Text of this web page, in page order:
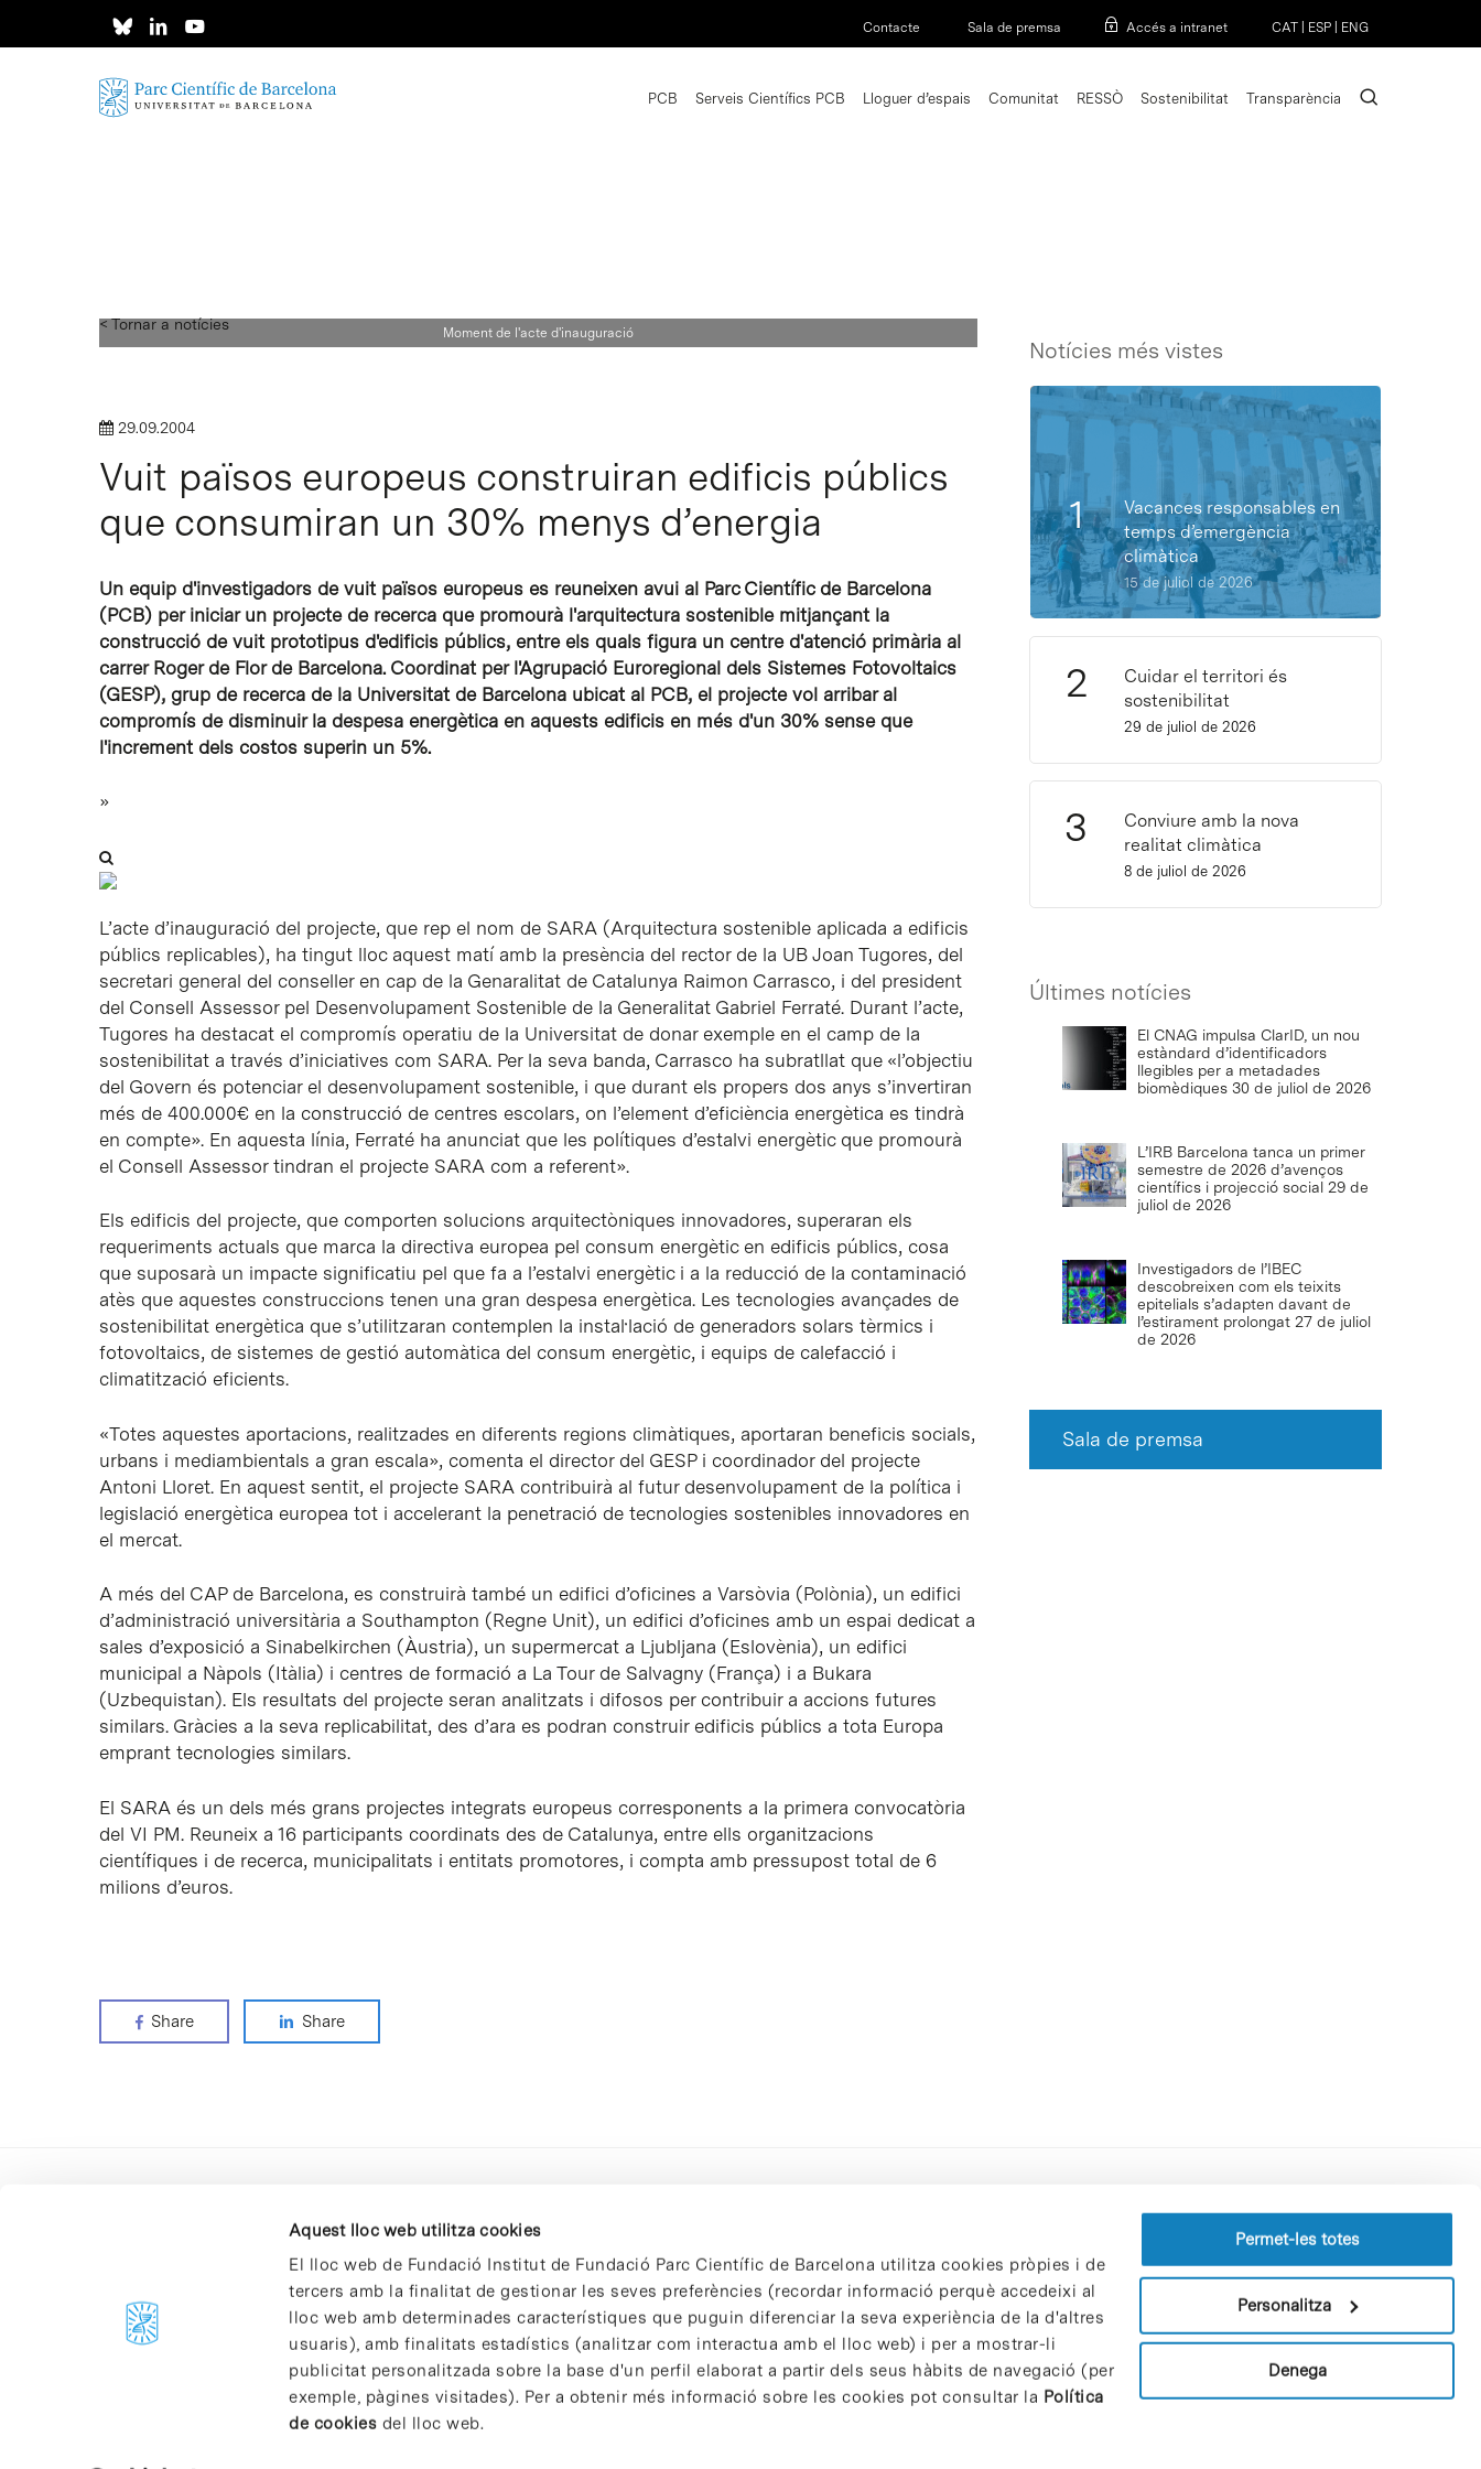
Aquest lloc web utilitza cookies
El lloc web de Fundació Institut de Fundació Parc Científic de Barcelona utilitza cookies pròpies i de
tercers amb la finalitat de gestionar les seves preferències (recordar informació perquè accedeixi al
lloc web amb determinades característiques que puguin diferenciar la seva experiència de la d'altres
usuaris), amb finalitats estadístics (analitzar com interactua amb el lloc web) i per a mostrar-li
publicitat personalitzada sobre la base d'un perfil elaborat a partir dels seus hàbits de navegació (per
exemple, pàgines visitades). Per a obtenir més informació sobre les cookies pot consultar la Política
de cookies del lloc web.
Permet-les totes
Personalitza
Denega
Contacte Sala de premsa Accés a intranet CAT ESP ENG
PCB Serveis Científics PCB Lloguer d’espais Comunitat RESSÒ Sostenibilitat Transparència search
< Tornar a notícies Moment de l'acte d'inauguració
29.09.2004
Vuit països europeus construiran edificis públics
que consumiran un 30% menys d’energia
Un equip d'investigadors de vuit països europeus es reuneixen avui al Parc Científic de Barcelona
(PCB) per iniciar un projecte de recerca que promourà l'arquitectura sostenible mitjançant la
construcció de vuit prototipus d'edificis públics, entre els quals figura un centre d'atenció primària al
carrer Roger de Flor de Barcelona. Coordinat per l'Agrupació Euroregional dels Sistemes Fotovoltaics
(GESP), grup de recerca de la Universitat de Barcelona ubicat al PCB, el projecte vol arribar al
compromís de disminuir la despesa energètica en aquests edificis en més d'un 30% sense que
l'increment dels costos superin un 5%.
»
L’acte d’inauguració del projecte, que rep el nom de SARA (Arquitectura sostenible aplicada a edificis
públics replicables), ha tingut lloc aquest matí amb la presència del rector de la UB Joan Tugores, del
secretari general del conseller en cap de la Genaralitat de Catalunya Raimon Carrasco, i del president
del Consell Assessor pel Desenvolupament Sostenible de la Generalitat Gabriel Ferraté. Durant l’acte,
Tugores ha destacat el compromís operatiu de la Universitat de donar exemple en el camp de la
sostenibilitat a través d’iniciatives com SARA. Per la seva banda, Carrasco ha subratllat que «l’objectiu
del Govern és potenciar el desenvolupament sostenible, i que durant els propers dos anys s’invertiran
més de 400.000€ en la construcció de centres escolars, on l’element d’eficiència energètica es tindrà
en compte». En aquesta línia, Ferraté ha anunciat que les polítiques d’estalvi energètic que promourà
el Consell Assessor tindran el projecte SARA com a referent».
Els edificis del projecte, que comporten solucions arquitectòniques innovadores, superaran els
requeriments actuals que marca la directiva europea pel consum energètic en edificis públics, cosa
que suposarà un impacte significatiu pel que fa a l’estalvi energètic i a la reducció de la contaminació
atès que aquestes construccions tenen una gran despesa energètica. Les tecnologies avançades de
sostenibilitat energètica que s’utilitzaran contemplen la instal·lació de generadors solars tèrmics i
fotovoltaics, de sistemes de gestió automàtica del consum energètic, i equips de calefacció i
climatització eficients.
«Totes aquestes aportacions, realitzades en diferents regions climàtiques, aportaran beneficis socials,
urbans i mediambientals a gran escala», comenta el director del GESP i coordinador del projecte
Antoni Lloret. En aquest sentit, el projecte SARA contribuirà al futur desenvolupament de la política i
legislació energètica europea tot i accelerant la penetració de tecnologies sostenibles innovadores en
el mercat.
A més del CAP de Barcelona, es construirà també un edifici d’oficines a Varsòvia (Polònia), un edifici
d’administració universitària a Southampton (Regne Unit), un edifici d’oficines amb un espai dedicat a
sales d’exposició a Sinabelkirchen (Àustria), un supermercat a Ljubljana (Eslovènia), un edifici
municipal a Nàpols (Itàlia) i centres de formació a La Tour de Salvagny (França) i a Bukara
(Uzbequistan). Els resultats del projecte seran analitzats i difosos per contribuir a accions futures
similars. Gràcies a la seva replicabilitat, des d’ara es podran construir edificis públics a tota Europa
emprant tecnologies similars.
El SARA és un dels més grans projectes integrats europeus corresponents a la primera convocatòria
del VI PM. Reuneix a 16 participants coordinats des de Catalunya, entre ells organitzacions
científiques i de recerca, municipalitats i entitats promotores, i compta amb pressupost total de 6
milions d’euros.
Share Share
Notícies més vistes
Vacances responsables en
temps d’emergència
climàtica
15 de juliol de 2026
Cuidar el territori és
sostenibilitat
29 de juliol de 2026
Conviure amb la nova
realitat climàtica
8 de juliol de 2026
Últimes notícies
El CNAG impulsa ClarID, un nou
estàndard d’identificadors
llegibles per a metadades
biomèdiques 30 de juliol de 2026
L’IRB Barcelona tanca un primer
semestre de 2026 d’avenços
científics i projecció social 29 de
juliol de 2026
Investigadors de l’IBEC
descobreixen com els teixits
epitelials s’adapten davant de
l’estirament prolongat 27 de juliol
de 2026
Sala de premsa
C/Baldiri Reixac, 4-12 i 15
Perfil del contractant
Política de privacitat
Avís Legal
Política de cookies
Patrons i patrocinadors
Borsa de treball
Contacte